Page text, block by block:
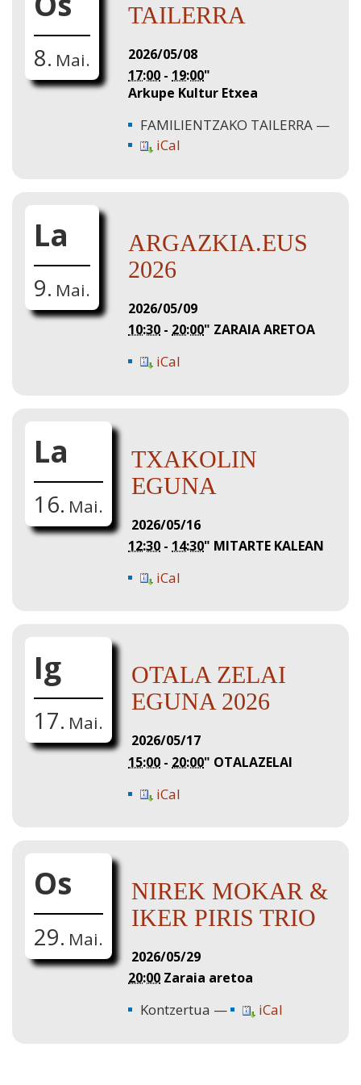
8. Mai.
TAILERRA
2026/05/08
17:00 - 19:00"
Arkupe Kultur Etxea
FAMILIENTZAKO TAILERRA
iCal
La
9. Mai.
ARGAZKIA.EUS
2026
2026/05/09
10:30 - 20:00" ZARAIA ARETOA
iCal
La
16. Mai.
TXAKOLIN
EGUNA
2026/05/16
12:30 - 14:30" MITARTE KALEAN
iCal
Ig
17. Mai.
OTALA ZELAI
EGUNA 2026
2026/05/17
15:00 - 20:00" OTALAZELAI
iCal
Os
29. Mai.
NIREK MOKAR &
IKER PIRIS TRIO
2026/05/29
20:00 Zaraia aretoa
Kontzertua iCal